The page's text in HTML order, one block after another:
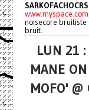
noisecore bruitiste
bruit.
LUN 21 :
MANE
MOFO' @